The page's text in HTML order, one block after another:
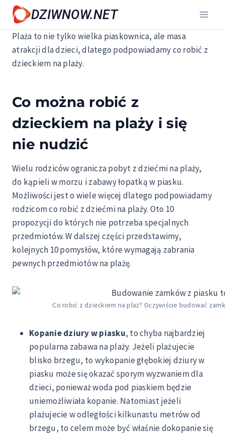
Przejdź
treści
DZIWNOW.NET
Plaża to nie tylko wielka piaskownica, ale masa
atrakcji dla dzieci, dlatego podpowiadamy co robić z
dzieckiem na plaży.
Co można robić z
dzieckiem na plaży i się
nie nudzić
Wielu rodziców ogranicza pobyt z dziećmi na plaży,
do kąpieli w morzu i zabawy łopatką w piasku.
Możliwości jest o wiele więcej dlatego podpowiadamy
rodzicom co robić z dziećmi na plaży. Oto 10
propozycji do których nie potrzeba specjalnych
przedmiotów. W dalszej części przedstawimy,
kolejnych 10 pomysłów, które wymagają zabrania
pewnych przedmiotów na plażę.
Co robić z dzieckiem na plaż? Oczywiście budować
Kopanie dziury w piasku, to chyba najbardziej
popularna zabawa na plaży. Jeżeli plażujecie
blisko brzegu, to wykopanie głębokiej dziury w
piasku może się okazać sporym wyzwaniem dla
dzieci, ponieważ woda pod piaskiem będzie
uniemożliwiała kopanie. Natomiast jeżeli
plażujecie w odległości kilkunastu metrów od
brzegu, to celem może być właśnie dokopanie się